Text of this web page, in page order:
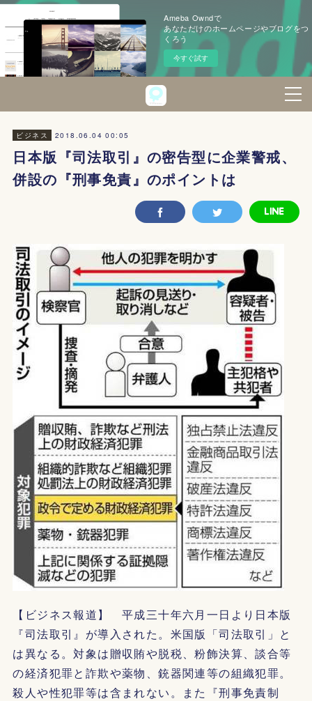
Ameba Owndで
あなただけのホームページやブログをつ
くろう
今すぐ試す
ビジネス 2018.06.04 00:05
日本版『司法取引』の密告型に企業警戒、
併設の『刑事免責』のポイントは
【ビジネス報道】 平成三十年六月一日より日本版
『司法取引』が導入された。米国版「司法取引」と
は異なる。対象は贈収賄や脱税、粉飾決算、談合等
の経済犯罪と詐欺や薬物、銃器関連等の組織犯罪。
殺人や性犯罪等は含まれない。また『刑事免責制